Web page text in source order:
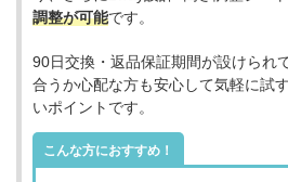
調整が可能です。
90日交換・返品保証期間が設けられ
合うか心配な方も安心して気軽に試
いポイントです。
こんな方におすすめ！